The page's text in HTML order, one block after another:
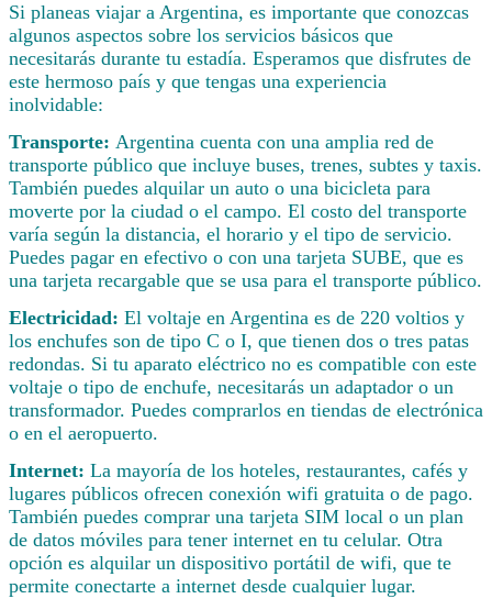
Si planeas viajar a Argentina, es importante que conozcas
algunos aspectos sobre los servicios básicos que
necesitarás durante tu estadía. Esperamos que disfrutes de
este hermoso país y que tengas una experiencia
inolvidable:
Transporte: Argentina cuenta con una amplia red de
transporte público que incluye buses, trenes, subtes y taxis.
También puedes alquilar un auto o una bicicleta para
moverte por la ciudad o el campo. El costo del transporte
varía según la distancia, el horario y el tipo de servicio.
Puedes pagar en efectivo o con una tarjeta SUBE, que es
una tarjeta recargable que se usa para el transporte público.
Electricidad: El voltaje en Argentina es de 220 voltios y
los enchufes son de tipo C o I, que tienen dos o tres patas
redondas. Si tu aparato eléctrico no es compatible con este
voltaje o tipo de enchufe, necesitarás un adaptador o un
transformador. Puedes comprarlos en tiendas de electrónica
o en el aeropuerto.
Internet: La mayoría de los hoteles, restaurantes, cafés y
lugares públicos ofrecen conexión wifi gratuita o de pago.
También puedes comprar una tarjeta SIM local o un plan
de datos móviles para tener internet en tu celular. Otra
opción es alquilar un dispositivo portátil de wifi, que te
permite conectarte a internet desde cualquier lugar.